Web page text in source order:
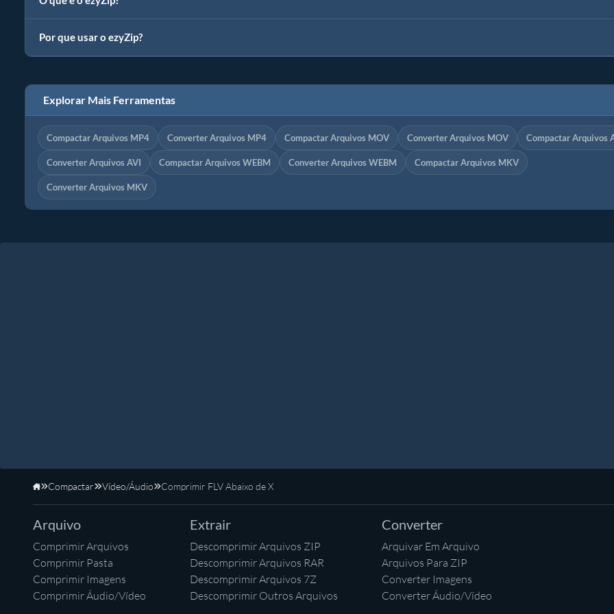
Por que usar o ezyZip?
Explorar Mais Ferramentas
Compactar Arquivos MP4 Converter Arquivos MP4 Compactar Arquivos MOV Converter Arquivos MOV Compactar Arquivos
Converter Arquivos AVI Compactar Arquivos WEBM Converter Arquivos WEBM Compactar Arquivos MKV
Converter Arquivos MKV
Início
Compactar Vídeo/Áudio Comprimir FLV Abaixo de X
Arquivo
Comprimir Arquivos
Comprimir Pasta
Comprimir Imagens
Comprimir Áudio/Vídeo
Extrair
Descomprimir Arquivos ZIP
Descomprimir Arquivos RAR
Descomprimir Arquivos 7Z
Descomprimir Outros Arquivos
Converter
Arquivar Em Arquivo
Arquivos Para ZIP
Converter Imagens
Converter Áudio/Vídeo